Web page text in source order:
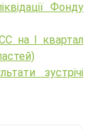
Фонду
на І квартал
зустрічі